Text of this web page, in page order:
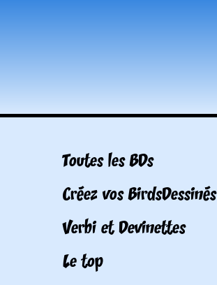
Toutes les BDs
Créez vos BirdsDessinés
Verbi et Devinettes
Le top